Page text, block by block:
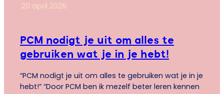
·20 april 2026
PCM nodigt je uit om alles te
gebruiken wat je in je hebt!
“PCM nodigt je uit om alles te gebruiken wat je in je
hebt!” “Door PCM ben ik mezelf beter leren kennen